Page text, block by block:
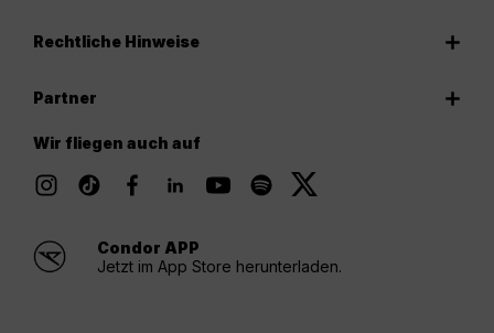
Rechtliche Hinweise
Partner
Wir fliegen auch auf
Condor APP
Jetzt im App Store herunterladen.